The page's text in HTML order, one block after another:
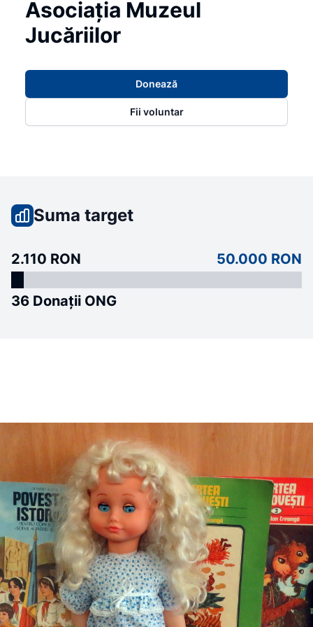
Asociația Muzeul
Jucăriilor
Donează
Fii voluntar
Suma target
2.110 RON 50.000 RON
36 Donații ONG